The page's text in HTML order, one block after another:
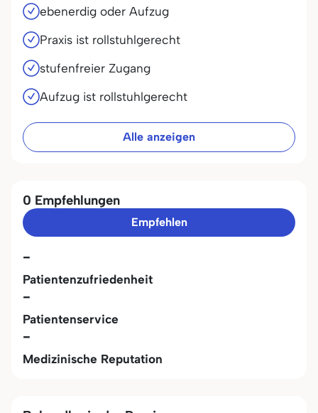
ebenerdig oder Aufzug
Praxis ist rollstuhlgerecht
stufenfreier Zugang
Aufzug ist rollstuhlgerecht
Alle anzeigen
0 Empfehlungen
Empfehlen
-
Patientenzufriedenheit
-
Patientenservice
-
Medizinische Reputation